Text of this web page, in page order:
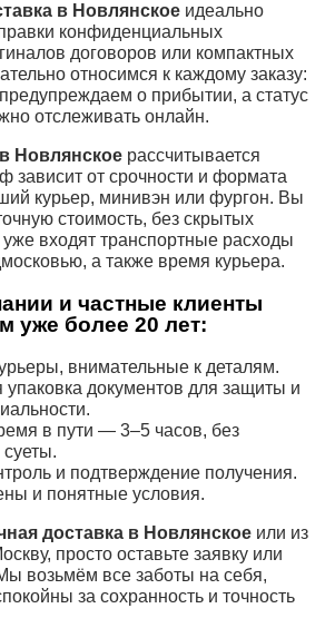
в Новлянское идеально
конфиденциальных
договоров или компактных
относимся к каждому заказу:
о прибытии, а статус
отслеживать онлайн.
Новлянское рассчитывается
зависит от срочности и формата
курьер, минивэн или фургон. Вы
стоимость, без скрытых
входят транспортные расходы
а также время курьера.
и частные клиенты
уже более 20 лет:
внимательные к деталям.
документов для защиты и
в пути — 3–5 часов, без
и подтверждение получения.
и понятные условия.
доставка в Новлянское или из
просто оставьте заявку или
возьмём все заботы на себя,
за сохранность и точность